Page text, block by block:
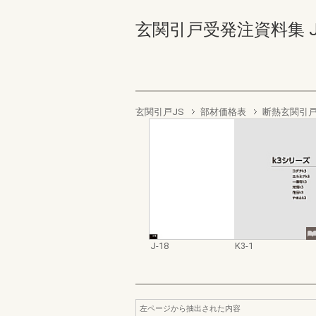
玄関引戸受発注資料集
玄関引戸JS 部材価格表 断熱玄関引
J-18 K3-1
左ページから抽出された内容